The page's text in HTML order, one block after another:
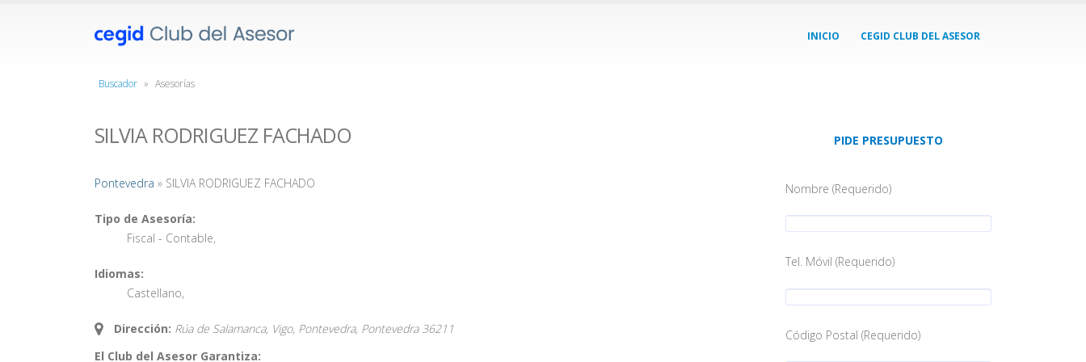
INICIO CEGID CLUB DEL ASESOR
Buscador » Asesorías
SILVIA RODRIGUEZ FACHADO
Pontevedra » SILVIA RODRIGUEZ FACHADO
Tipo de Asesoría:
Fiscal - Contable,
Idiomas:
Castellano,
Dirección: Rúa de Salamanca, Vigo, Pontevedra, Pontevedra 36211
El Club del Asesor Garantiza:
PIDE PRESUPUESTO
Nombre (Requerido)
Tel. Móvil (Requerido)
Código Postal (Requerido)